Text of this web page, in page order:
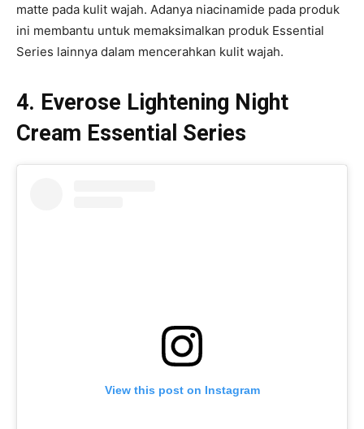
matte pada kulit wajah. Adanya niacinamide pada produk
ini membantu untuk memaksimalkan produk Essential
Series lainnya dalam mencerahkan kulit wajah.
4. Everose Lightening Night
Cream Essential Series
View this post on Instagram